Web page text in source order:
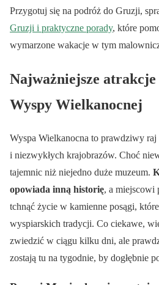
Przygotuj się na podróż do Gruzji,
Gruzji i praktyczne porady, które
wymarzone wakacje w tym
Najważniejsze
Wyspy Wielkanocnej
Wyspa Wielkanocna to prawdziwy
i niezwykłych krajobrazów. Choć
tajemnic niż niejedno duże muzeum.
opowiada inną historię, a miejscowi
tchnąć życie w kamienne posągi,
wyspiarskich tradycji. Co ciekawe,
zwiedzić w ciągu kilku dni, ale
zostają tu na tygodnie, by dogłębnie